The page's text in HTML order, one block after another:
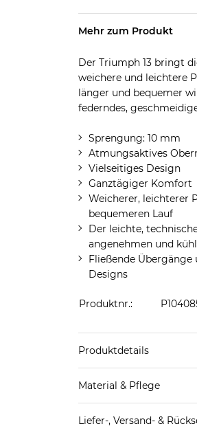
Mehr zum Produkt
Der Triumph 13 bringt
weichere und leichtere
länger und bequemer
federndes,
Sprengung: 10 mm
Atmungsaktives
Vielseitiges Design
Ganztägiger Komfort
Weicherer, leichterer
bequemeren Lauf
Der leichte,
angenehmen und
Fließende
Designs
Produktnr.:
Produktdetails
Material & Pflege
Futter Schuhe: Textil
Liefer-, Versand- &